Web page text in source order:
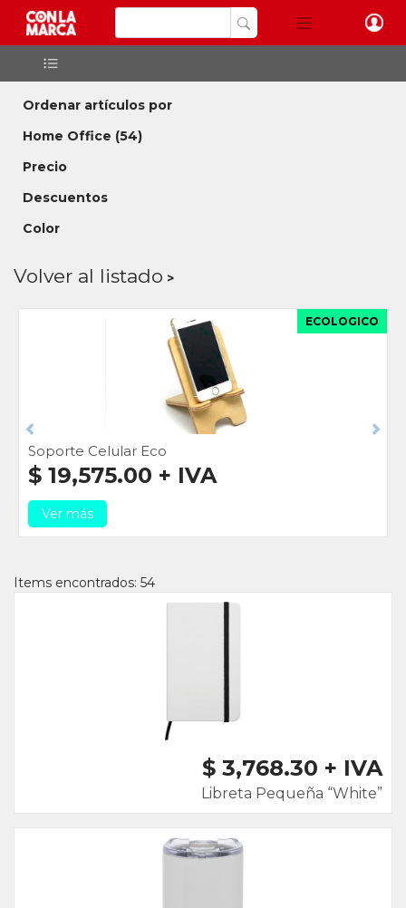
Ordenar artículos por
Home Office (54)
Precio
Descuentos
Color
Volver al listado
ECOLOGICO
Soporte Celular Eco
$ 19,575.00 + IVA
Ver más
Items encontrados: 54
$ 3,768.30 + IVA
Libreta Pequeña “White”